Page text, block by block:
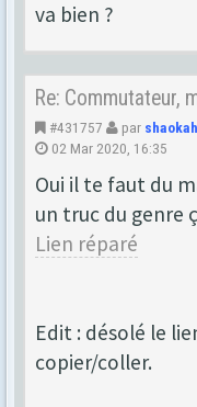
va bien ?
Re: Commutateur,
#431757 par
02 Mar 2020, 16:35
Oui il te faut du
un truc du genre
Lien réparé
Edit : désolé le
copier/coller.